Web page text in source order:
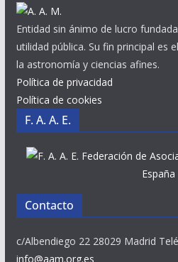
Entidad sin ánimo de lucro
utilidad pública. Su fin principal es
la astronomía y ciencias afines.
Política de privacidad
Política de cookies
F. A. A. E.
Federación de
España
Contacto
c/Albendiego 22 28029 Madrid
info@aam.org.es